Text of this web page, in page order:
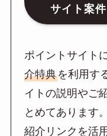
サイト案
ポイントサイト
介特典を利用す
イトの説明やご
とめてあります
紹介リンクを活